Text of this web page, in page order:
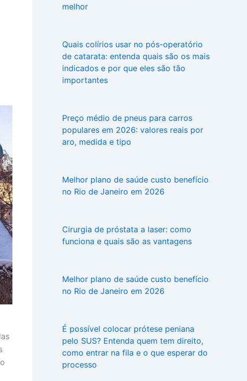
melhor
Quais colírios usar no pós-operatório
de catarata: entenda quais são os mais
indicados e por que eles são tão
importantes
Preço médio de pneus para carros
populares em 2026: valores reais por
aro, medida e tipo
Melhor plano de saúde custo benefício
no Rio de Janeiro em 2026
Cirurgia de próstata a laser: como
funciona e quais são as vantagens
Melhor plano de saúde custo benefício
no Rio de Janeiro em 2026
É possível colocar prótese peniana
pelo SUS? Entenda quem tem direito,
como entrar na fila e o que esperar do
processo